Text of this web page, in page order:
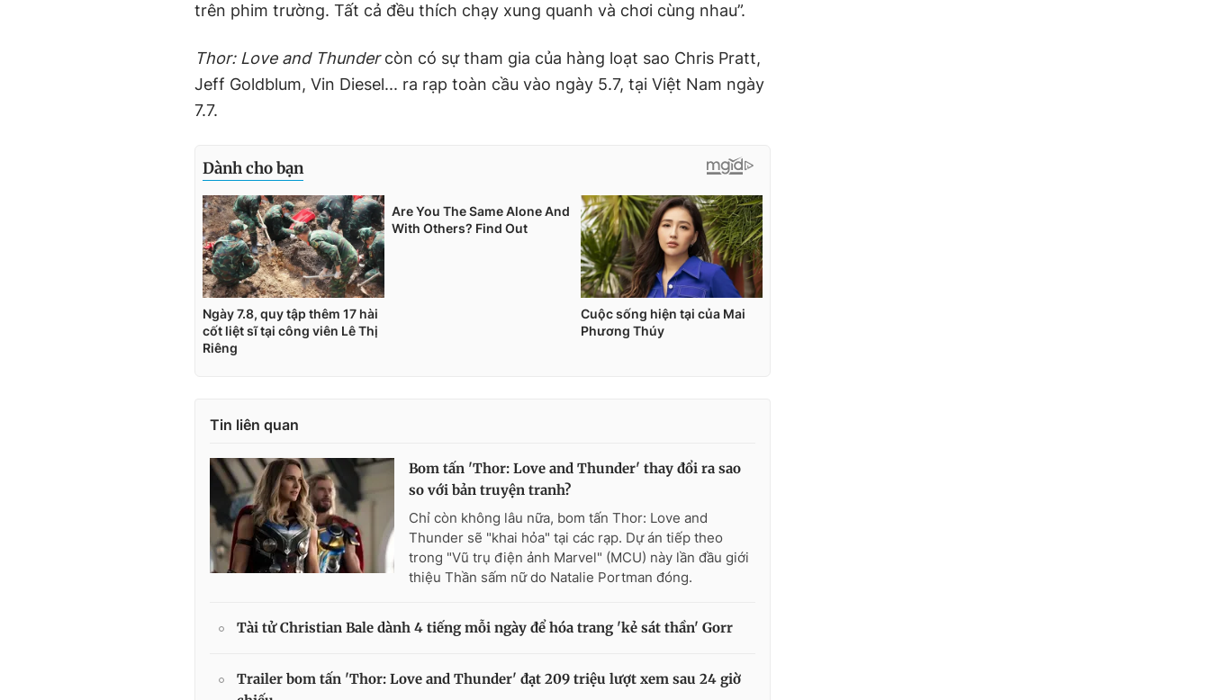
trên phim trường. Tất cả đều thích chạy xung quanh và chơi cùng nhau”.
Thor: Love and Thundercòn có sự tham gia của hàng loạt sao Chris Pratt,
Jeff Goldblum, Vin Diesel... ra rạp toàn cầu vào ngày 5.7, tại Việt Nam ngày
7.7.
Tin liên quan
Bom tấn 'Thor: Love and Thunder' thay đổi ra sao
so với bản truyện tranh?
Chỉ còn không lâu nữa, bom tấn Thor: Love and
Thunder sẽ "khai hỏa" tại các rạp. Dự án tiếp theo
trong "Vũ trụ điện ảnh Marvel" (MCU) này lần đầu giới
thiệu Thần sấm nữ do Natalie Portman đóng.
Tài tử Christian Bale dành 4 tiếng mỗi ngày để hóa trang 'kẻ sát thần' Gorr
Trailer bom tấn 'Thor: Love and Thunder' đạt 209 triệu lượt xem sau 24 giờ